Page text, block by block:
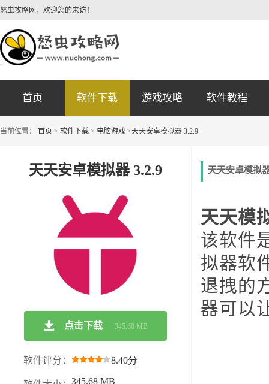
怒虫攻略网，欢迎您的来访！
首页 软件下载 游戏攻略 软件教程
当前位置： 首页 > 软件下载 > 电脑游戏 >天天安卓模拟器 3.2.9
天天安卓模拟器 3.2.9
点击下载 345.68 MB
软件评分： 8.40分
345.68 MB
天天安卓模拟
天天模
该软件
拟器软
退拽的
器可以